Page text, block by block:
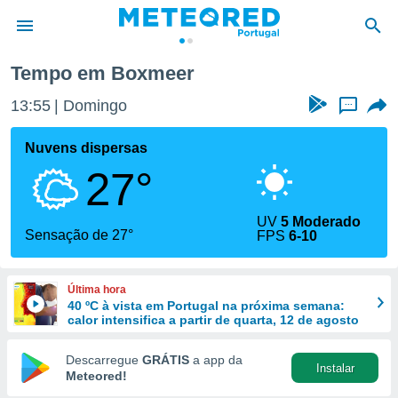
da
foi
fornecidas
a este
das
e
forma
digital
Tempo em Boxmeer
13:55 Domingo ...
Nuvens dispersas
27°
Sensação de 27°
UV5 Moderado
FPS6-10
Última hora
40 ºC à vista em Portugal na próxima semana:
calor intensifica a partir de quarta, 12 de agosto
Descarregue GRÁTIS a app da
Meteored!
Instalar